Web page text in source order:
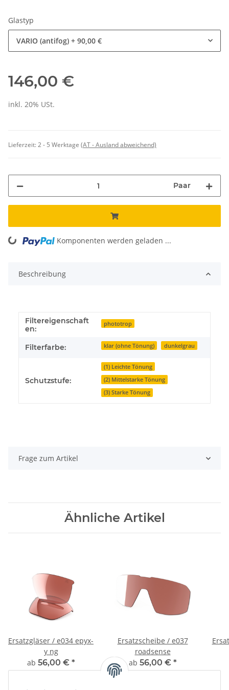
Glastyp
VARIO (antifog) + 90,00 €
146,00 €
inkl. 20% USt.
Lieferzeit:2 - 5 Werktage (AT - Ausland abweichend)
Paar
Loading... Komponenten werden geladen ...
Beschreibung
Filtereigenschaft
en:
phototrop
Filterfarbe: klar (ohne Tönung) dunkelgrau
Schutzstufe:
(1) Leichte Tönung
(2) Mittelstarke Tönung
(3) Starke Tönung
Frage zum Artikel
Ähnliche Artikel
Ersatzgläser / e034 epyx-
y ng
ab 56,00 € *
Ersatzscheibe / e037
roadsense
ab 56,00 € *